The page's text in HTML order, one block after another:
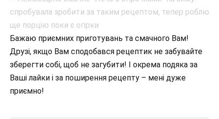
Бажаю приємних приготувань та смачного Вам!
Друзі, якщо Вам сподобався рецептик не забувайте
зберегти собі, щоб не загубити! І окрема подяка за
Ваші лайки і за поширення рецепту – мені дуже
приємно!